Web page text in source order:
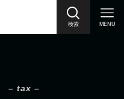
検索 MENU
– tax –